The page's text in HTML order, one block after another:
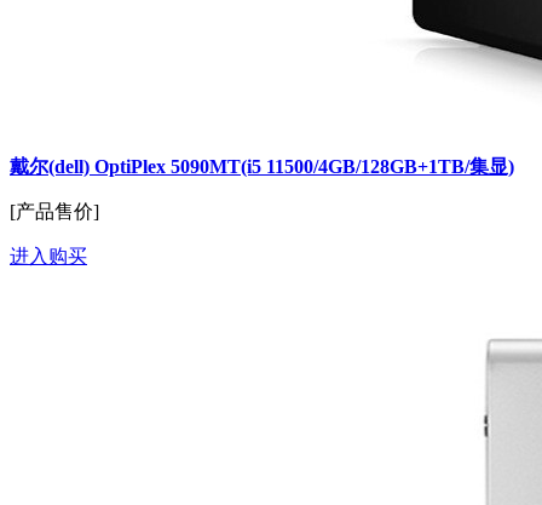
戴尔(dell) OptiPlex 5090MT(i5 11500/4GB/128GB+1TB/集显)
[产品售价]
进入购买